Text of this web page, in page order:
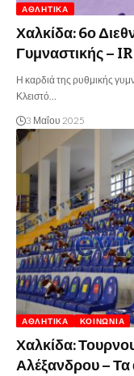
ΑΘΛΗΤΙΚΆ
Χαλκίδα: 6ο
Γυμναστικής –
Η καρδιά της ρυθμικής
Κλειστό…
3 Μαΐου 2025
ΑΘΛΗΤΙΚΆ ΚΟΙΝΩΝΊΑ
Χαλκίδα:
Αλέξανδρου – Τα